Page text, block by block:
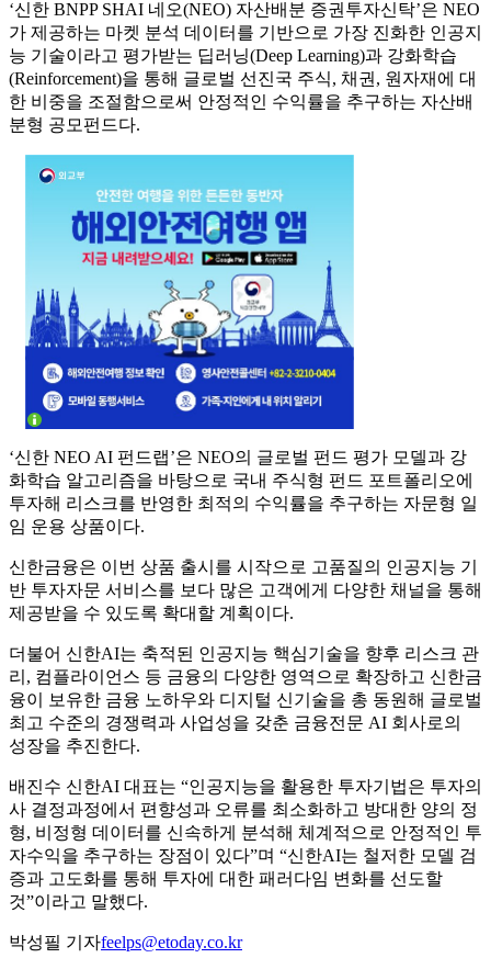
‘신한 BNPP SHAI 네오(NEO) 자산배분 증권투자신탁’은 NEO
가 제공하는 마켓 분석 데이터를 기반으로 가장 진화한 인공지
능 기술이라고 평가받는 딥러닝(Deep Learning)과 강화학습
(Reinforcement)을 통해 글로벌 선진국 주식, 채권, 원자재에 대
한 비중을 조절함으로써 안정적인 수익률을 추구하는 자산배
분형 공모펀드다.
‘신한 NEO AI 펀드랩’은 NEO의 글로벌 펀드 평가 모델과 강
화학습 알고리즘을 바탕으로 국내 주식형 펀드 포트폴리오에
투자해 리스크를 반영한 최적의 수익률을 추구하는 자문형 일
임 운용 상품이다.
신한금융은 이번 상품 출시를 시작으로 고품질의 인공지능 기
반 투자자문 서비스를 보다 많은 고객에게 다양한 채널을 통해
제공받을 수 있도록 확대할 계획이다.
더불어 신한AI는 축적된 인공지능 핵심기술을 향후 리스크 관
리, 컴플라이언스 등 금융의 다양한 영역으로 확장하고 신한금
융이 보유한 금융 노하우와 디지털 신기술을 총 동원해 글로벌
최고 수준의 경쟁력과 사업성을 갖춘 금융전문 AI 회사로의
성장을 추진한다.
배진수 신한AI 대표는 “인공지능을 활용한 투자기법은 투자의
사 결정과정에서 편향성과 오류를 최소화하고 방대한 양의 정
형, 비정형 데이터를 신속하게 분석해 체계적으로 안정적인 투
자수익을 추구하는 장점이 있다”며 “신한AI는 철저한 모델 검
증과 고도화를 통해 투자에 대한 패러다임 변화를 선도할
것”이라고 말했다.
박성필 기자feelps@etoday.co.kr